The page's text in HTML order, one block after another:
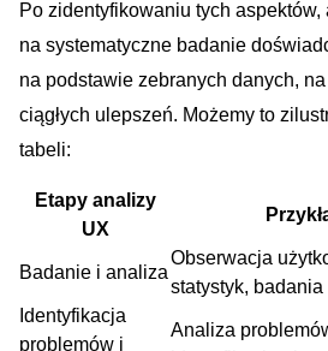
Po ⁣zidentyfikowaniu tych
na systematyczne badanie
na podstawie zebranych​ danych,
ciągłych ulepszeń. Możemy to
⁣tabeli:
Etapy analizy
UX
Badanie i analiza
Obserwacja
statystyk,​ badania
Identyfikacja
problemów‌ i
Analiza